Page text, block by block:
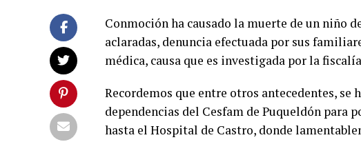
Conmoción ha causado la muerte de un niño
aclaradas, denuncia efectuada por sus
médica, causa que es investigada por la
Recordemos que entre otros antecedentes, se
dependencias del Cesfam de Puqueldón para
hasta el Hospital de Castro, donde